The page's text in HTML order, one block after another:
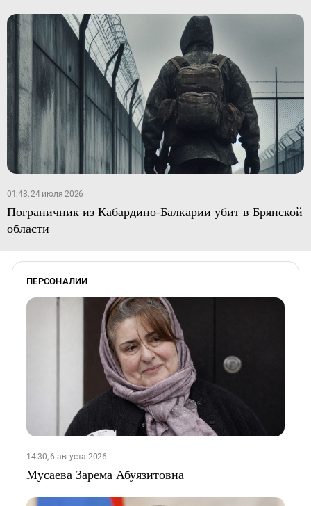
01:48, 24 июля 2026
Пограничник из Кабардино-Балкарии убит в Брянской
области
ПЕРСОНАЛИИ
14:30, 6 августа 2026
Мусаева Зарема Абуязитовна